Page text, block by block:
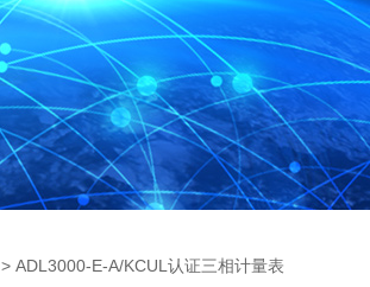
> ADL3000-E-A/KCUL认证三相计量表